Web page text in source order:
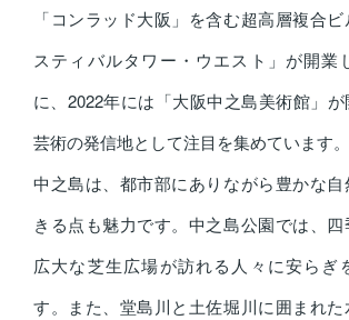
「コンラッド大阪」を含む超高層複合
スティバルタワー・ウエスト」が開業
に、2022年には「大阪中之島美術館」が
芸術の発信地として注目を集めています。
中之島は、都市部にありながら豊かな
きる点も魅力です。中之島公園では、
広大な芝生広場が訪れる人々に安らぎ
す。また、堂島川と土佐堀川に囲まれた